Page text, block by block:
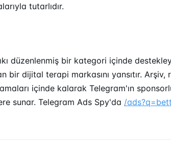
tutarlıdır.
düzenlenmiş bir kategori içinde
dijital terapi markasını yansıtır. Arşiv,
içinde kalarak Telegram'ın
sunar. Telegram Ads Spy'da /